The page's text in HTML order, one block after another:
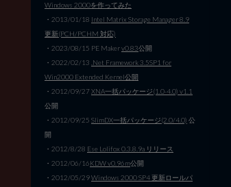
Windows 2000を作ってみた
・2013/01/18 Intel Matrix Storage Manager 8.9
更新(PCH/PCHM 対応)
・2023/08/15 PE Makerv0.83公開
・2022/02/13 .Net Framework 3.5SP1 for
Win2000 Extended Kernel公開
・2012/09/27XNA一括パッケージ(1.0-4.0) v1.1
公開
・2012/09/25 SlimDX一括パッケージ(2.0/4.0) 公
開
・2012/8/28 Ese Lolifox 0.3.8.9a リリース
・2012/06/16KDW v0.96m公開
・2012/05/29Windows 2000 SP4 更新ロールパ